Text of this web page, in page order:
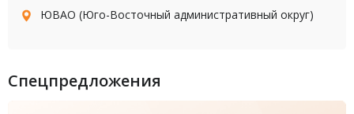
ЮВАО (Юго-Восточный административный округ)
Спецпредложения